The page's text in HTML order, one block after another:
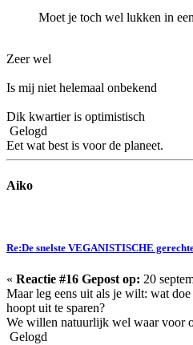
Moet je toch wel lukken in
Zeer wel
Is mij niet helemaal onbekend
Dik kwartier is optimistisch
Gelogd
Eet wat best is voor de planeet.
Aiko
Re:De snelste VEGANISTISCHE
« Reactie #16 Gepost op: 20
Maar leg eens uit als je wilt: wat
hoopt uit te sparen?
We willen natuurlijk wel waar voor
Gelogd